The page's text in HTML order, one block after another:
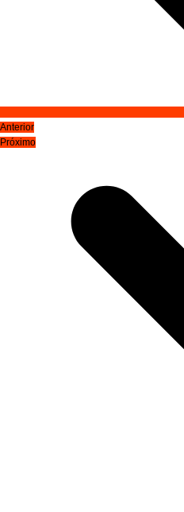
Anterior
Próximo